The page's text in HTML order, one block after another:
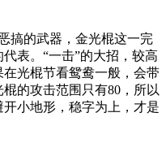
的武器，金光棍这一完
表。“一击”的大招，较高
光棍节看鸳鸯一般，会带
的攻击范围只有80，所以
小地形，稳字为上，才是